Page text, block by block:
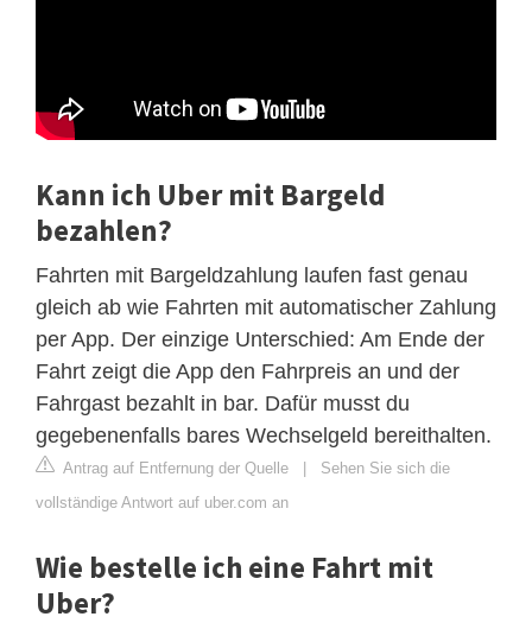
Kann ich Uber mit Bargeld
bezahlen?
Fahrten mit Bargeldzahlung laufen fast genau
gleich ab wie Fahrten mit automatischer Zahlung
per App. Der einzige Unterschied: Am Ende der
Fahrt zeigt die App den Fahrpreis an und der
Fahrgast bezahlt in bar. Dafür musst du
gegebenenfalls bares Wechselgeld bereithalten.
Antrag auf Entfernung der Quelle | Sehen Sie sich die
vollständige Antwort auf uber.com an
Wie bestelle ich eine Fahrt mit
Uber?